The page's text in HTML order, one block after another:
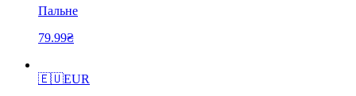
Пальне
79.99₴
🇪🇺EUR